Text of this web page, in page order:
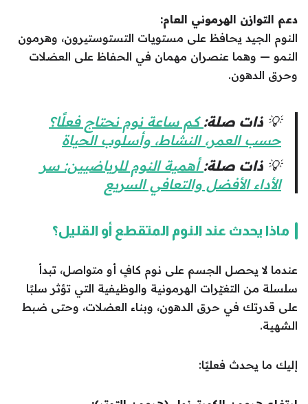
دعم التوازن الهرموني العام:
النوم الجيد يحافظ على مستويات التستوستيرون، وهرمون
النمو — وهما عنصران مهمان في الحفاظ على العضلات
وحرق الدهون.
💡 ذات صلة: كم ساعة نوم نحتاج فعلًا؟
حسب العمر، النشاط، وأسلوب الحياة
💡 ذات صلة:أهمية النوم للرياضيين: سر
الأداء الأفضل والتعافي السريع
ماذا يحدث عند النوم المتقطع أو القليل؟
عندما لا يحصل الجسم على نوم كافٍ أو متواصل، تبدأ
سلسلة من التغيّرات الهرمونية والوظيفية التي تؤثر سلبًا
على قدرتك في حرق الدهون، وبناء العضلات، وحتى ضبط
الشهية.
إليك ما يحدث فعليًا: